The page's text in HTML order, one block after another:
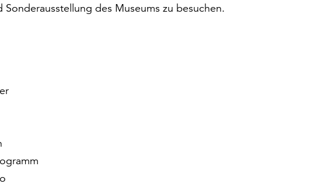
des Museums zu besuchen.